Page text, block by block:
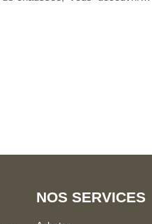
NOS SERVICES